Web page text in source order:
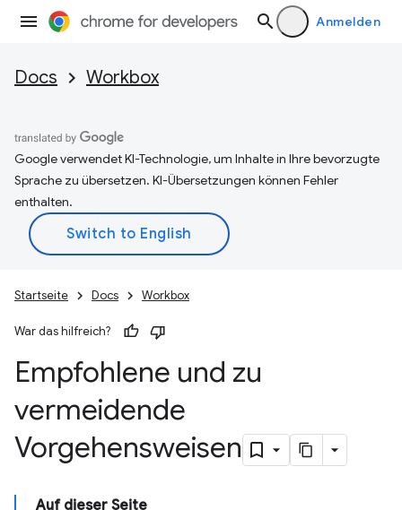
Anmelden
Docs Workbox
Google verwendet KI-Technologie, um Inhalte in Ihre bevorzugte
Sprache zu übersetzen. KI-Übersetzungen können Fehler
enthalten.
Startseite Docs Workbox
War das hilfreich?
Empfohlene und zu
vermeidende
Vorgehensweisen
Auf dieser Seite